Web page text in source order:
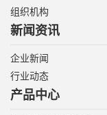
组织机构
新闻资讯
企业新闻
行业动态
产品中心